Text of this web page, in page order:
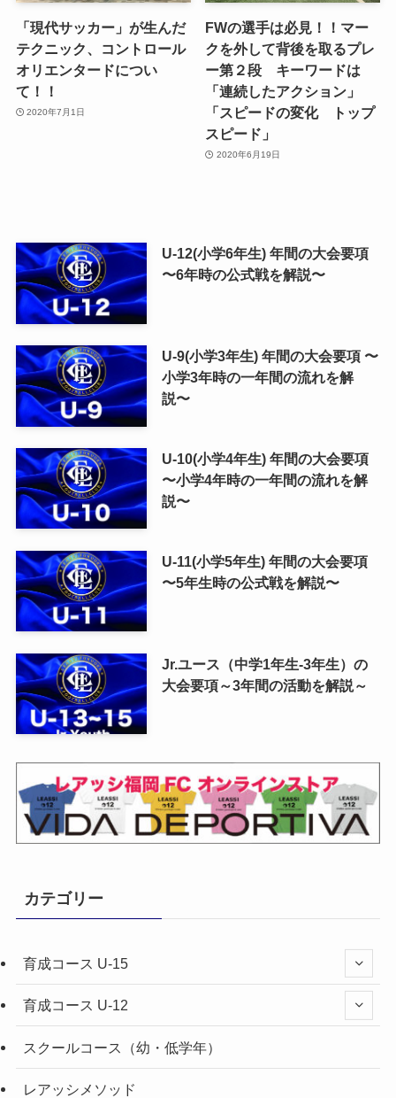
「現代サッカー」が生んだ
テクニック、コントロール
オリエンタードについ
て！！
2020年7月1日
FWの選手は必見！！マー
クを外して背後を取るプレ
ー第２段 キーワードは
「連続したアクション」
「スピードの変化 トップ
スピード」
2020年6月19日
U-12(小学6年生) 年間の大会要項
〜6年時の公式戦を解説〜
U-9(小学3年生) 年間の大会要項 〜
小学3年時の一年間の流れを解
説〜
U-10(小学4年生) 年間の大会要項
〜小学4年時の一年間の流れを解
説〜
U-11(小学5年生) 年間の大会要項
〜5年生時の公式戦を解説〜
Jr.ユース（中学1年生-3年生）の
大会要項～3年間の活動を解説～
カテゴリー
育成コース U-15
育成コース U-12
スクールコース（幼・低学年）
レアッシメソッド